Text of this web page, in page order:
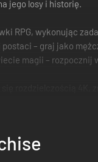
jego losy i historię.
RPG, wykonując
– graj jako
magii –